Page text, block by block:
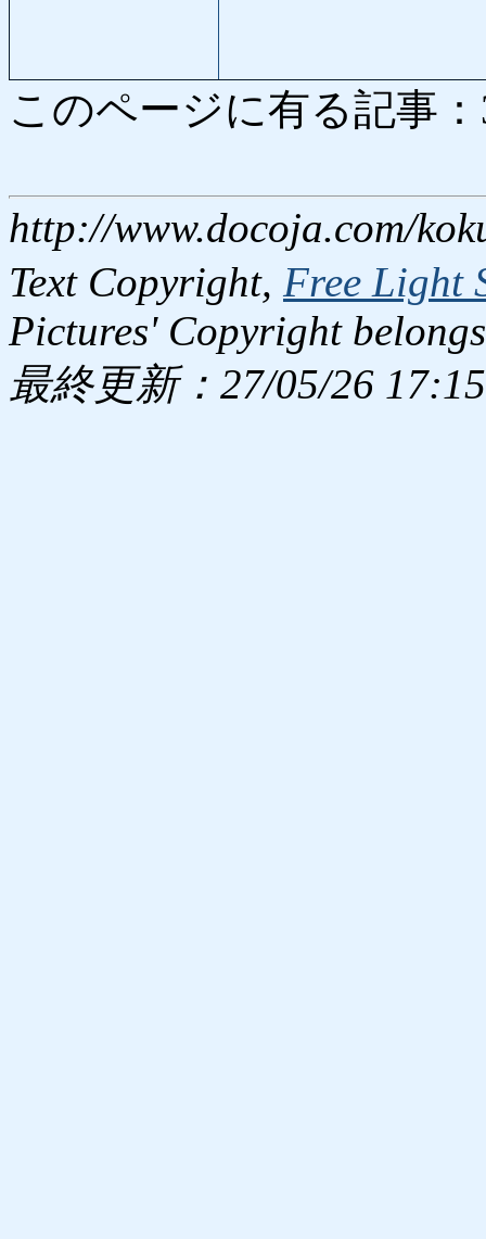
このページに有る記事
http://www.docoja.com/
Text Copyright, Free Light
Pictures' Copyright
最終更新：27/05/26 17:15